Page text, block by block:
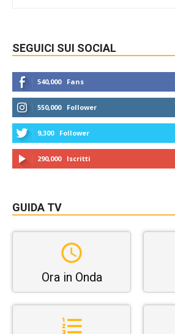
SEGUICI SUI SOCIAL
540,000 Fans
550,000 Follower
9,300 Follower
290,000 Iscritti
GUIDA TV
Ora in Onda